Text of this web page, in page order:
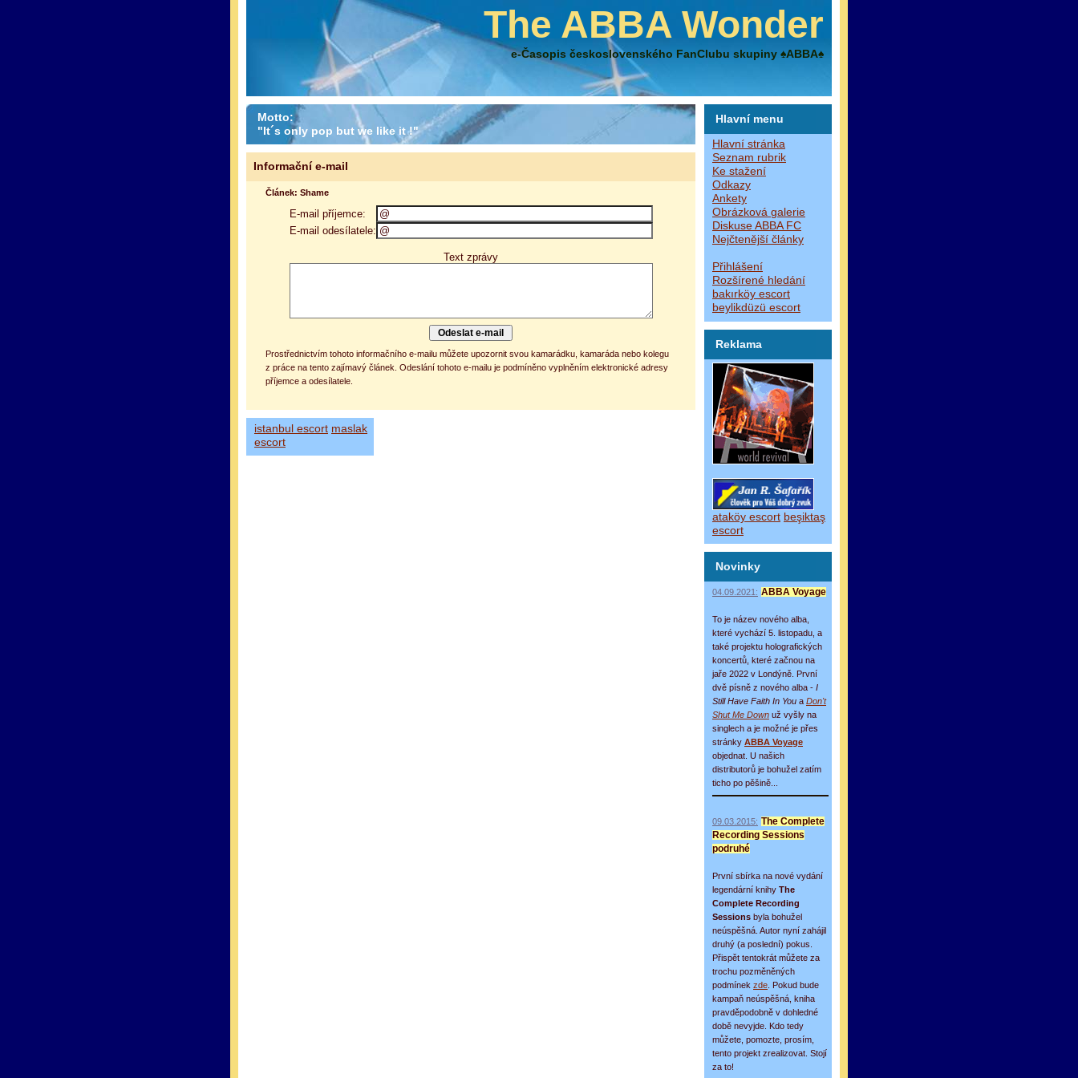
The ABBA Wonder
e-Časopis československého FanClubu skupiny ♠ABBA♠
Hlavní menu
Hlavní stránka
Seznam rubrik
Ke stažení
Odkazy
Ankety
Obrázková galerie
Diskuse ABBA FC
Nejčtenější články
Přihlášení
Rozšírené hledání
bakırköy escort
beylikdüzü escort
Reklama
ataköy escort beşiktaş
escort
Novinky
04.09.2021: ABBA Voyage
To je název nového alba,
které vychází 5. listopadu, a
také projektu holografických
koncertů, které začnou na
jaře 2022 v Londýně. První
dvě písně z nového alba - I
Still Have Faith In You a Don't
Shut Me Down už vyšly na
singlech a je možné je přes
stránky ABBA Voyage
objednat. U našich
distributorů je bohužel zatím
ticho po pěšině...
09.03.2015: The Complete
Recording Sessions
podruhé
První sbírka na nové vydání
legendární knihy The
Complete Recording
Sessions byla bohužel
neúspěšná. Autor nyní zahájil
druhý (a poslední) pokus.
Přispět tentokrát můžete za
trochu pozměněných
podmínek zde . Pokud bude
kampaň neúspěšná, kniha
pravděpodobně v dohledné
době nevyjde. Kdo tedy
můžete, pomozte, prosím,
tento projekt zrealizovat. Stojí
za to!
Motto:
"It´s only pop but we like it !"
Informační e-mail
Článek: Shame
E-mail příjemce:
E-mail odesílatele:
Text zprávy
Prostřednictvím tohoto informačního e-mailu můžete upozornit svou kamarádku, kamaráda nebo kolegu
z práce na tento zajímavý článek. Odeslání tohoto e-mailu je podmíněno vyplněním elektronické adresy
příjemce a odesílatele.
istanbul escort maslak
escort